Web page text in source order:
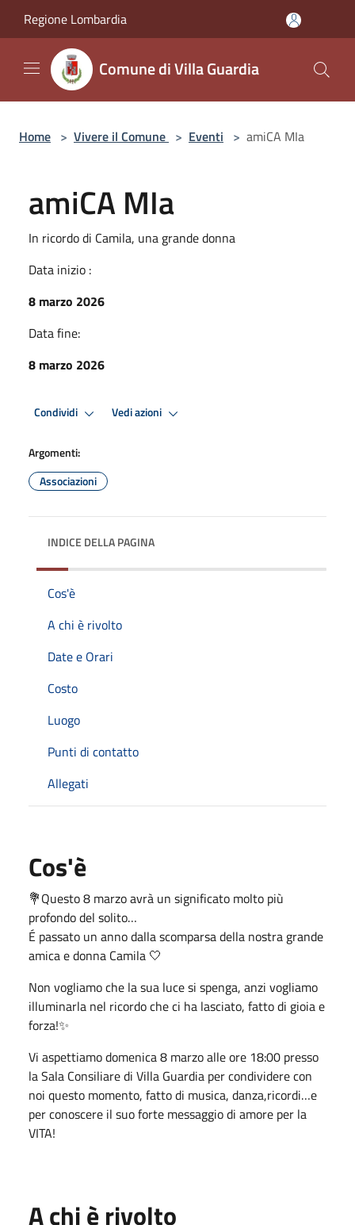
Regione Lombardia
Comune di Villa Guardia
Home > Vivere il Comune > Eventi > amiCA MIa
amiCA MIa
In ricordo di Camila, una grande donna
Data inizio :
8 marzo 2026
Data fine:
8 marzo 2026
Condividi Vedi azioni
Argomenti:
Associazioni
INDICE DELLA PAGINA
Cos'è
A chi è rivolto
Date e Orari
Costo
Luogo
Punti di contatto
Allegati
Cos'è
💐Questo 8 marzo avrà un significato molto più
profondo del solito…
É passato un anno dalla scomparsa della nostra grande
amica e donna Camila 🤍
Non vogliamo che la sua luce si spenga, anzi vogliamo
illuminarla nel ricordo che ci ha lasciato, fatto di gioia e
forza!✨
Vi aspettiamo domenica 8 marzo alle ore 18:00 presso
la Sala Consiliare di Villa Guardia per condividere con
noi questo momento, fatto di musica, danza,ricordi…e
per conoscere il suo forte messaggio di amore per la
VITA!
A chi è rivolto